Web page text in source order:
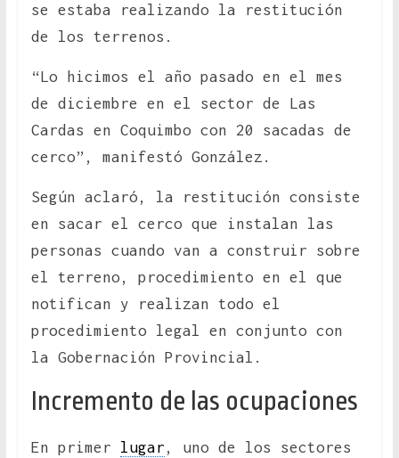
se estaba realizando la restitución
de los terrenos.
“Lo hicimos el año pasado en el mes
de diciembre en el sector de Las
Cardas en Coquimbo con 20 sacadas de
cerco”, manifestó González.
Según aclaró, la restitución consiste
en sacar el cerco que instalan las
personas cuando van a construir sobre
el terreno, procedimiento en el que
notifican y realizan todo el
procedimiento legal en conjunto con
la Gobernación Provincial.
Incremento de las ocupaciones
En primer lugar , uno de los sectores